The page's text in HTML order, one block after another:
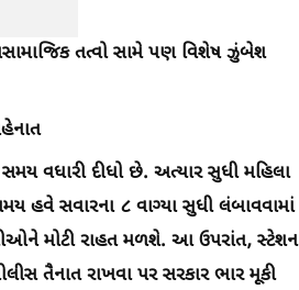
તત્વો સામે પણ વિશેષ ઝુંબેશ
વધારી દીધો છે. અત્યાર સુધી મહિલા
હવે સવારના ૮ વાગ્યા સુધી લંબાવવામાં
મોટી રાહત મળશે. આ ઉપરાંત, સ્ટેશન
તૈનાત રાખવા પર સરકાર ભાર મૂકી